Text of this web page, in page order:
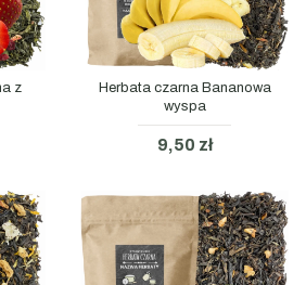
z
Herbata czarna Bananowa
wyspa
9,50 zł